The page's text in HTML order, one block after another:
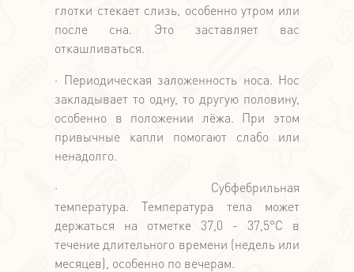
глотки стекает слизь, особенно утром или
после сна. Это заставляет вас
откашливаться.
· Периодическая заложенность носа. Нос
закладывает то одну, то другую половину,
особенно в положении лёжа. При этом
привычные капли помогают слабо или
ненадолго.
· Субфебрильная
температура. Температура тела может
держаться на отметке 37,0 - 37,5°C в
течение длительного времени (недель или
месяцев), особенно по вечерам.